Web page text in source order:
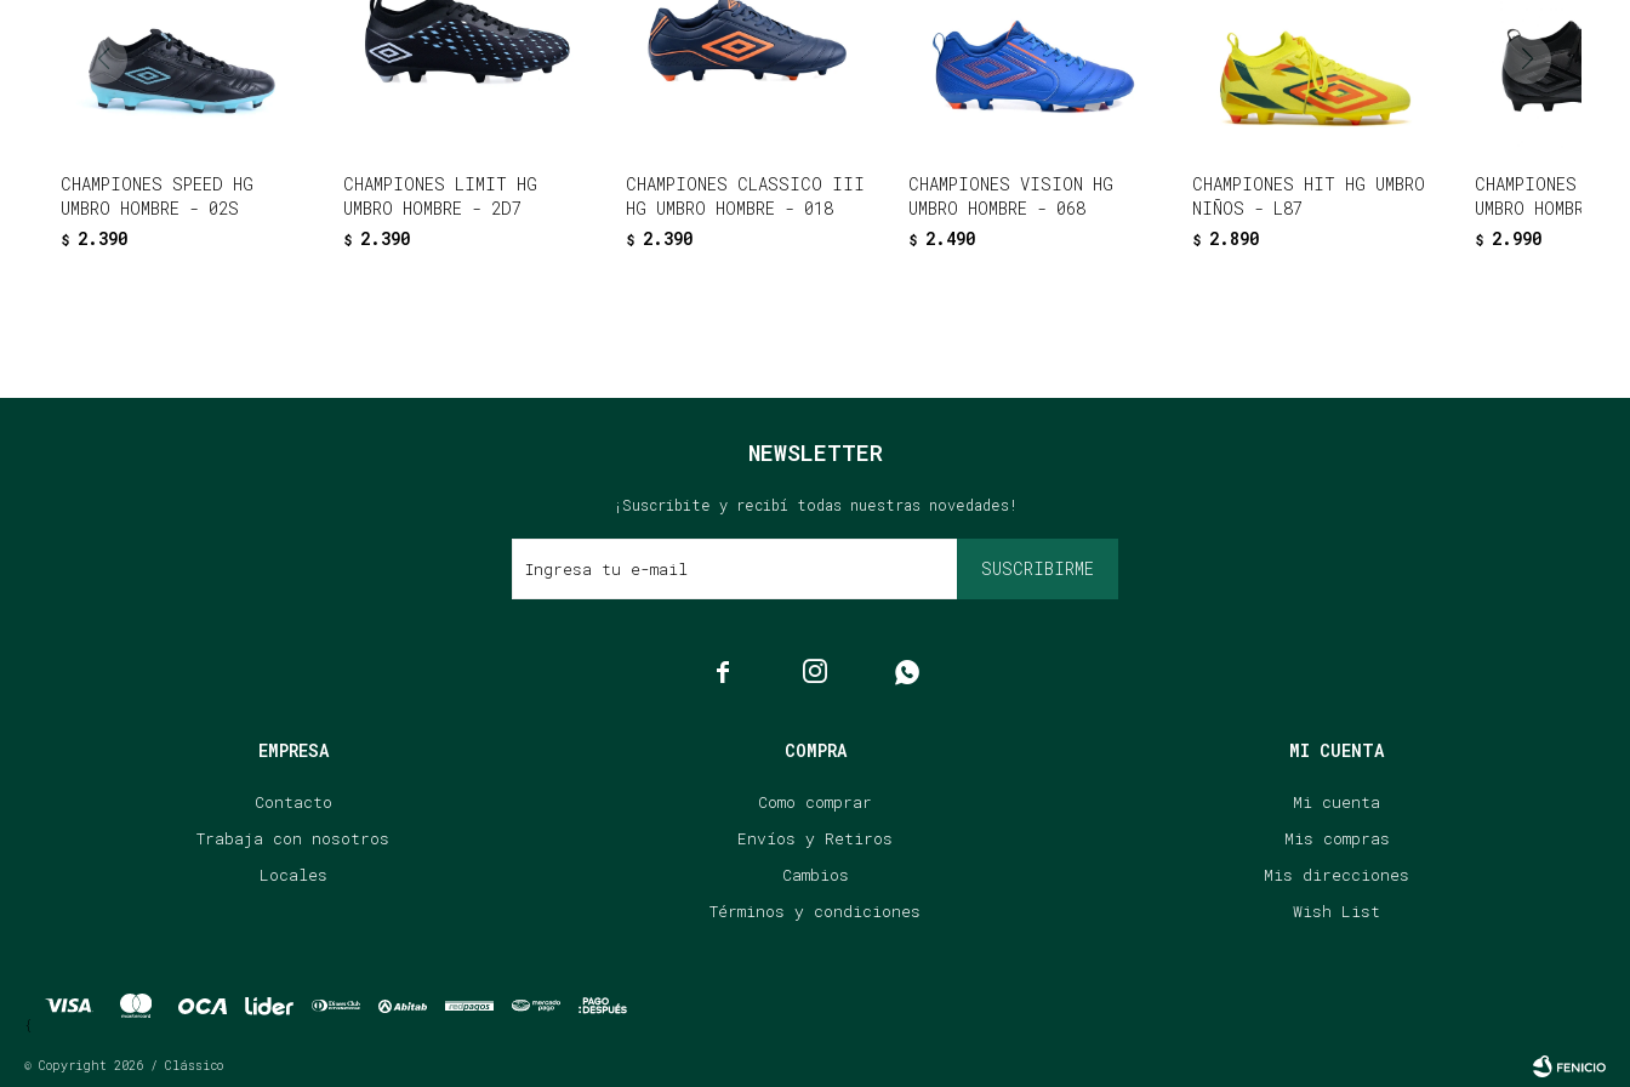
CHAMPIONES SPEED HG
UMBRO HOMBRE - 02S
$ 2.390
CHAMPIONES LIMIT HG
UMBRO HOMBRE - 2D7
$ 2.390
CHAMPIONES CLASSICO III
HG UMBRO HOMBRE - 018
$ 2.390
CHAMPIONES VISION HG
UMBRO HOMBRE - 068
$ 2.490
CHAMPIONES HIT HG UMBRO
NIÑOS - L87
$ 2.890
CHAMPIONES
UMBRO HOMBRE -
$ 2.990
EMPRESA
Contacto
Trabaja con nosotros
Locales
COMPRA
Como comprar
Envíos y Retiros
Cambios
Términos y condiciones
MI CUENTA
Mi cuenta
Mis compras
Mis direcciones
Wish List
NEWSLETTER
¡Suscribite y recibí todas nuestras novedades!
SUSCRIBIRME
  
{
© Copyright 2026 / Clássico